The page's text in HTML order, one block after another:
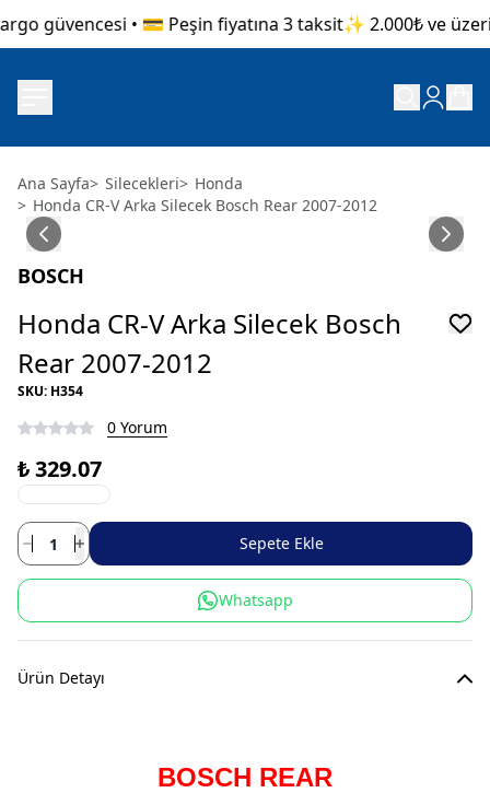
güvencesi • 💳 Peşin fiyatına 3 taksit✨ 2.000₺ ve üzeri
Ana Sayfa> Silecekleri> Honda
> Honda CR-V Arka Silecek Bosch Rear 2007-2012
BOSCH
Honda CR-V Arka Silecek Bosch
Rear 2007-2012
SKU: H354
0 Yorum
₺ 329.07
Sepete Ekle
Whatsapp
Ürün Detayı
BOSCH REAR